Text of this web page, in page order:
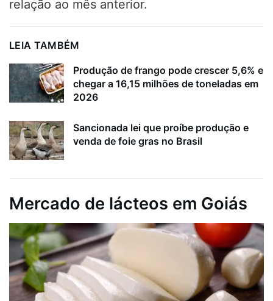
relação ao mês anterior.
LEIA TAMBÉM
Produção de frango pode crescer 5,6% e
chegar a 16,15 milhões de toneladas em
2026
Sancionada lei que proíbe produção e
venda de foie gras no Brasil
Mercado de lácteos em Goiás